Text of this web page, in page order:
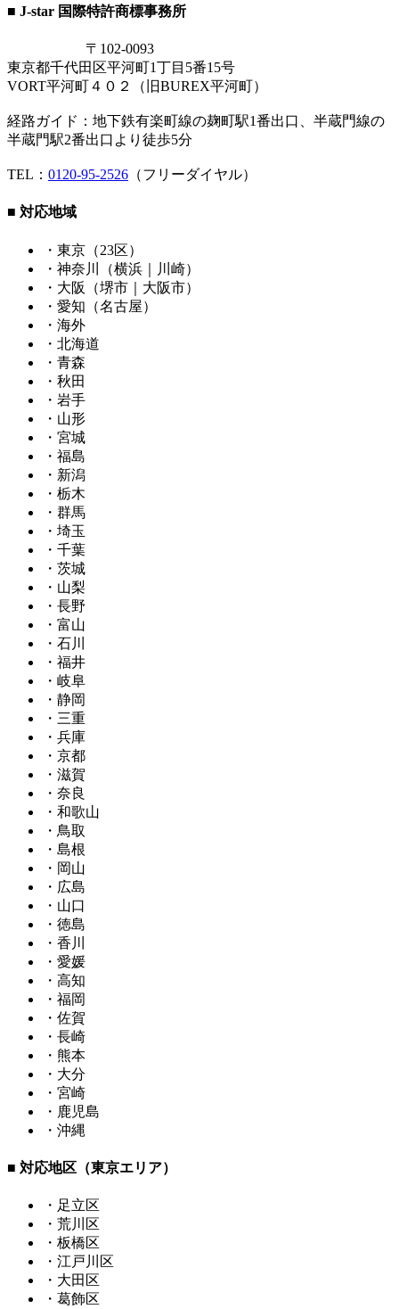
■ J-star 国際特許商標事務所
〒102-0093
東京都千代田区平河町1丁目5番15号
VORT平河町４０２（旧BUREX平河町）
経路ガイド：地下鉄有楽町線の麹町駅1番出口、半蔵門線の
半蔵門駅2番出口より徒歩5分
TEL： 0120-95-2526 （フリーダイヤル）
■ 対応地域
・東京（23区）
・神奈川（横浜｜川崎）
・大阪（堺市｜大阪市）
・愛知（名古屋）
・海外
・北海道
・青森
・秋田
・岩手
・山形
・宮城
・福島
・新潟
・栃木
・群馬
・埼玉
・千葉
・茨城
・山梨
・長野
・富山
・石川
・福井
・岐阜
・静岡
・三重
・兵庫
・京都
・滋賀
・奈良
・和歌山
・鳥取
・島根
・岡山
・広島
・山口
・徳島
・香川
・愛媛
・高知
・福岡
・佐賀
・長崎
・熊本
・大分
・宮崎
・鹿児島
・沖縄
■ 対応地区（東京エリア）
・足立区
・荒川区
・板橋区
・江戸川区
・大田区
・葛飾区